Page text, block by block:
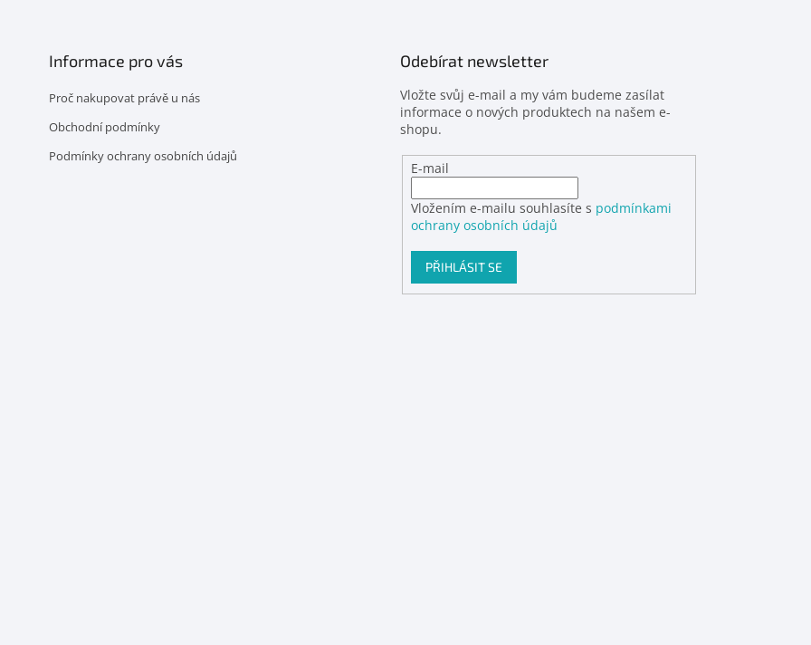
Informace pro vás
Proč nakupovat právě u nás
Obchodní podmínky
Podmínky ochrany osobních údajů
Odebírat newsletter
Vložte svůj e-mail a my vám budeme zasílat
informace o nových produktech na našem e-
shopu.
E-mail
Vložením e-mailu souhlasíte s podmínkami
ochrany osobních údajů
PŘIHLÁSIT SE